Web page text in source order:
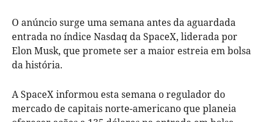
O anúncio surge uma semana antes da aguardada
entrada no índice Nasdaq da SpaceX, liderada por
Elon Musk, que promete ser a maior estreia em bolsa
da história.
A SpaceX informou esta semana o regulador do
mercado de capitais norte-americano que planeia